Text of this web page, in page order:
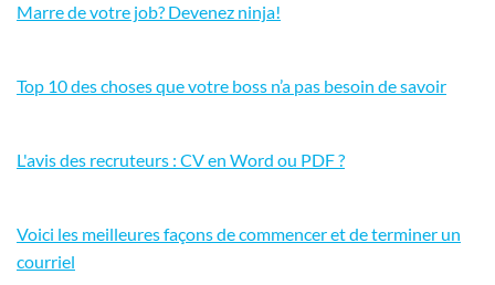
Marre de votre job? Devenez ninja!
Top 10 des choses que votre boss n’a pas besoin de savoir
L'avis des recruteurs : CV en Word ou PDF ?
Voici les meilleures façons de commencer et de terminer un
courriel